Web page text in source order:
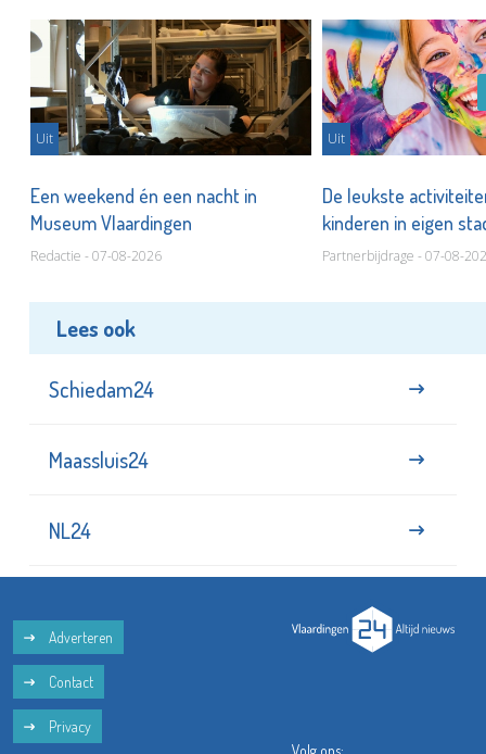
Uit
Een weekend én een nacht in
Museum Vlaardingen
Redactie - 07-08-2026
Uit
De leukste
kinderen in eigen
Partnerbijdrage - 07-08-
Lees ook
Schiedam24
Maassluis24
NL24
Adverteren
Contact
Privacy
Volg ons: